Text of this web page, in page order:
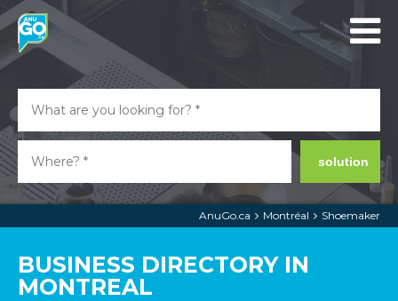
solution
AnuGo.ca Montréal Shoemaker
BUSINESS DIRECTORY IN
MONTREAL